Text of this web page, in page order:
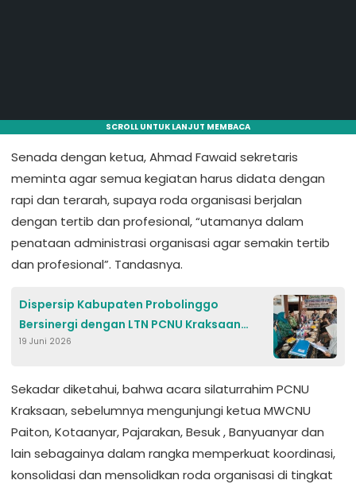
SCROLL UNTUK LANJUT MEMBACA
Senada dengan ketua, Ahmad Fawaid sekretaris
meminta agar semua kegiatan harus didata dengan
rapi dan terarah, supaya roda organisasi berjalan
dengan tertib dan profesional, “utamanya dalam
penataan administrasi organisasi agar semakin tertib
dan profesional”. Tandasnya.
Dispersip Kabupaten Probolinggo
Bersinergi dengan LTN PCNU Kraksaan
Wujudkan SAE Literasi
19 Juni 2026
Sekadar diketahui, bahwa acara silaturrahim PCNU
Kraksaan, sebelumnya mengunjungi ketua MWCNU
Paiton, Kotaanyar, Pajarakan, Besuk , Banyuanyar dan
lain sebagainya dalam rangka memperkuat koordinasi,
konsolidasi dan mensolidkan roda organisasi di tingkat